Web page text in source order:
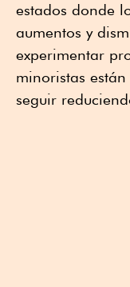
estados donde
aumentos y
experimentar
minoristas
seguir